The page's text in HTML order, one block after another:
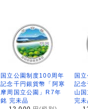
国立公園制度100周年
記念千円銀貨幣「阿寒
摩周国立公園」R7年
銘 完未品
国
記
山
完未